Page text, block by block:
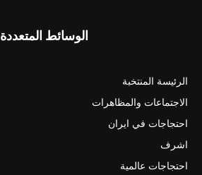
الوسائط المتعددة
الرئيسة المنتخبة
الاجتماعات والمظاهرات
احتجاجات في ايران
اشرف
احتجاجات عالمية